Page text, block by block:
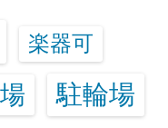
楽器可
駐輪場